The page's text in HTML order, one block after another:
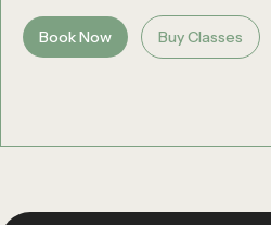
Book Now Buy Classes